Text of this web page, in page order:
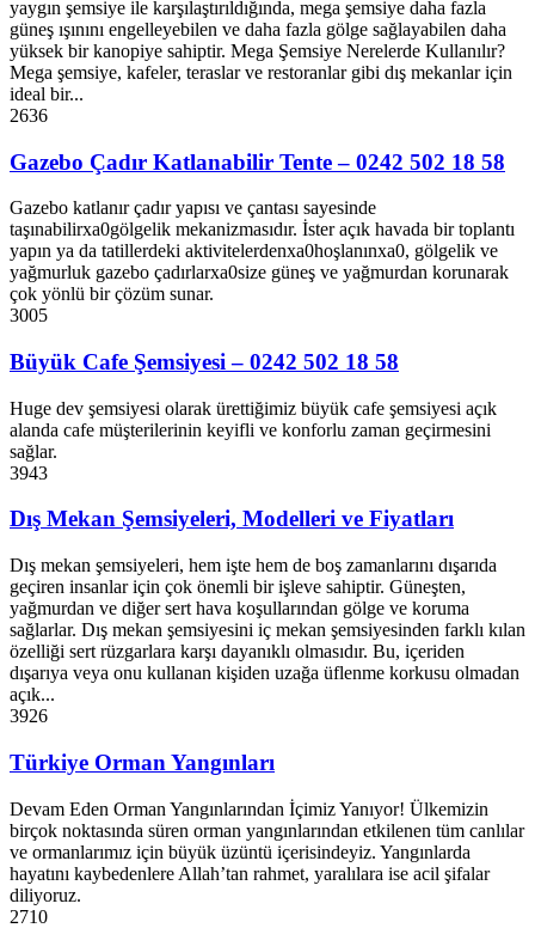
yaygın şemsiye ile karşılaştırıldığında, mega şemsiye daha fazla
güneş ışınını engelleyebilen ve daha fazla gölge sağlayabilen daha
yüksek bir kanopiye sahiptir. Mega Şemsiye Nerelerde Kullanılır?
Mega şemsiye, kafeler, teraslar ve restoranlar gibi dış mekanlar için
ideal bir...
2636
Gazebo Çadır Katlanabilir Tente – 0242 502 18 58
Gazebo katlanır çadır yapısı ve çantası sayesinde
taşınabilirxa0gölgelik mekanizmasıdır. İster açık havada bir toplantı
yapın ya da tatillerdeki aktivitelerdenxa0hoşlanınxa0, gölgelik ve
yağmurluk gazebo çadırlarxa0size güneş ve yağmurdan korunarak
çok yönlü bir çözüm sunar.
3005
Büyük Cafe Şemsiyesi – 0242 502 18 58
Huge dev şemsiyesi olarak ürettiğimiz büyük cafe şemsiyesi açık
alanda cafe müşterilerinin keyifli ve konforlu zaman geçirmesini
sağlar.
3943
Dış Mekan Şemsiyeleri, Modelleri ve Fiyatları
Dış mekan şemsiyeleri, hem işte hem de boş zamanlarını dışarıda
geçiren insanlar için çok önemli bir işleve sahiptir. Güneşten,
yağmurdan ve diğer sert hava koşullarından gölge ve koruma
sağlarlar. Dış mekan şemsiyesini iç mekan şemsiyesinden farklı kılan
özelliği sert rüzgarlara karşı dayanıklı olmasıdır. Bu, içeriden
dışarıya veya onu kullanan kişiden uzağa üflenme korkusu olmadan
açık...
3926
Türkiye Orman Yangınları
Devam Eden Orman Yangınlarından İçimiz Yanıyor! Ülkemizin
birçok noktasında süren orman yangınlarından etkilenen tüm canlılar
ve ormanlarımız için büyük üzüntü içerisindeyiz. Yangınlarda
hayatını kaybedenlere Allah’tan rahmet, yaralılara ise acil şifalar
diliyoruz.
2710